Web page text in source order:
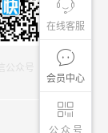
在线客服
会员中心
公 众 号